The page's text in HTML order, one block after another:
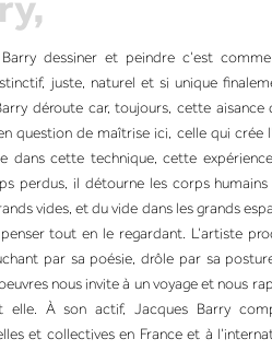
dessiner et peindre c’est
juste, naturel et si unique
déroute car, toujours, cette aisance
question de maîtrise ici, celle qui crée
dans cette technique, cette
perdus, il détourne les corps
vides, et du vide dans les grands
tout en le regardant. L’artiste
par sa poésie, drôle par sa
nous invite à un voyage et nous
elle. À son actif, Jacques Barry
et collectives en France et à